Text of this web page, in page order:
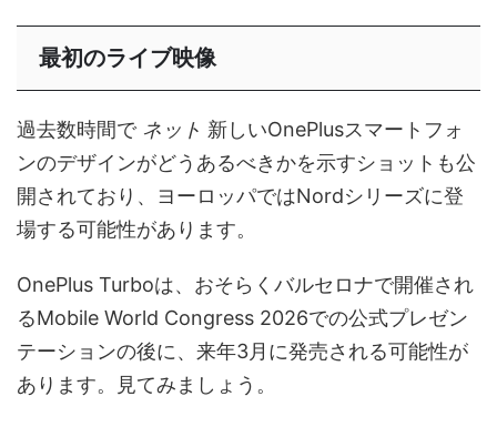
最初のライブ映像
過去数時間で ネット 新しいOnePlusスマートフォ
ンのデザインがどうあるべきかを示すショットも公
開されており、ヨーロッパではNordシリーズに登
場する可能性があります。
OnePlus Turboは、おそらくバルセロナで開催され
るMobile World Congress 2026での公式プレゼン
テーションの後に、来年3月に発売される可能性が
あります。見てみましょう。